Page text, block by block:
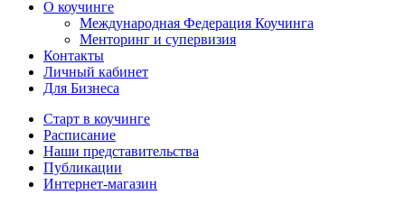
О коучинге
Международная Федерация Коучинга
Менторинг и супервизия
Контакты
Личный кабинет
Для Бизнеса
Старт в коучинге
Расписание
Наши представительства
Публикации
Интернет-магазин